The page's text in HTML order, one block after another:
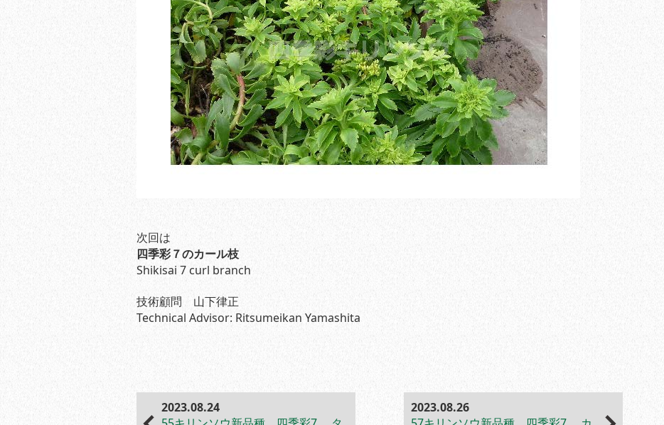
次回は
四季彩７のカール枝
Shikisai 7 curl branch
技術顧問 山下律正
Technical Advisor: Ritsumeikan Yamashita
2023.08.24
2023.08.26